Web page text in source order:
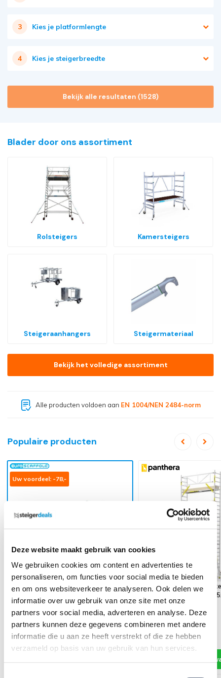
Deze website maakt gebruik van cookies
We gebruiken cookies om content en advertenties te
personaliseren, om functies voor social media te bieden
en om ons websiteverkeer te analyseren. Ook delen we
informatie over uw gebruik van onze site met onze
partners voor social media, adverteren en analyse. Deze
partners kunnen deze gegevens combineren met andere
informatie die u aan ze heeft verstrekt of die ze hebben
verzameld op basis van uw gebruik van hun services.
Grootste assortiment vanNederland
3 Kies je platformlengte
4 Kies je steigerbreedte
Bekijk alle resultaten (1528)
Populaire producten
Uw voordeel: -78,-
werkhoogte 3 meter
389,- 311,-(ex. btw)
Op voorraad
Panthera PRO met
voorloopleuning
werkhoogte
2.757,- 2.565,-(ex. btw)
Op voorraad
In mijn
Blader door ons assortiment
Rolsteigers Kamersteigers
Steigeraanhangers Steigermateriaal
Bekijk het volledige assortiment